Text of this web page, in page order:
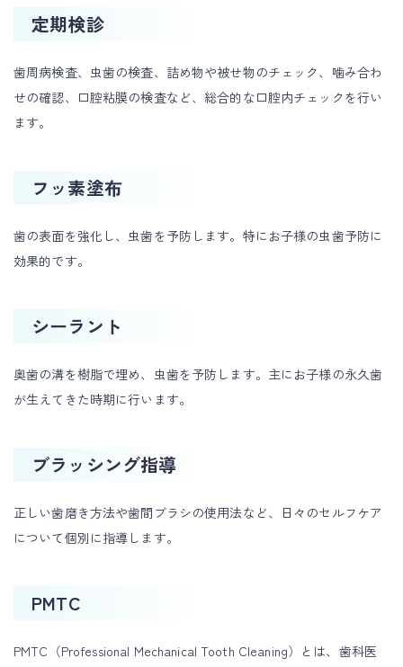
定期検診
歯周病検査、虫歯の検査、詰め物や被せ物のチェック、噛み合わ
せの確認、口腔粘膜の検査など、総合的な口腔内チェックを行い
ます。
フッ素塗布
歯の表面を強化し、虫歯を予防します。特にお子様の虫歯予防に
効果的です。
シーラント
奥歯の溝を樹脂で埋め、虫歯を予防します。主にお子様の永久歯
が生えてきた時期に行います。
ブラッシング指導
正しい歯磨き方法や歯間ブラシの使用法など、日々のセルフケア
について個別に指導します。
PMTC
PMTC（Professional Mechanical Tooth Cleaning）とは、歯科医